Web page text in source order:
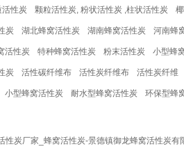
活性炭 颗粒活性炭, 粉状活性炭 ,柱状活性炭
炭 湖北蜂窝活性炭 湖南蜂窝活性炭 河南蜂
活性炭 特种蜂窝活性炭 粉末活性炭 小型蜂
炭 活性碳纤维布 活性炭纤维布 活性炭纤维
小型蜂窝活性炭 耐水型蜂窝活性炭 环保型蜂
性炭厂家_蜂窝活性炭-景德镇御龙蜂窝活性炭有